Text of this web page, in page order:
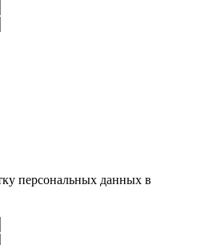
персональных данных в